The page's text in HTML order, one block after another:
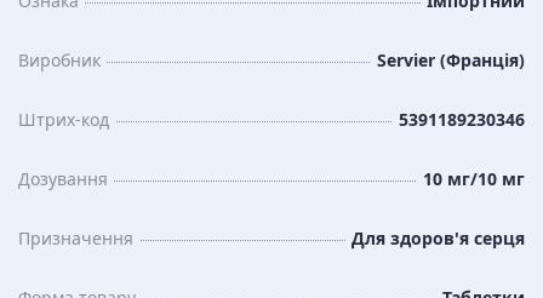
Виробник Servier (Франція)
Штрих-код 5391189230346
Дозування 10 мг/10 мг
Призначення Для здоров'я серця